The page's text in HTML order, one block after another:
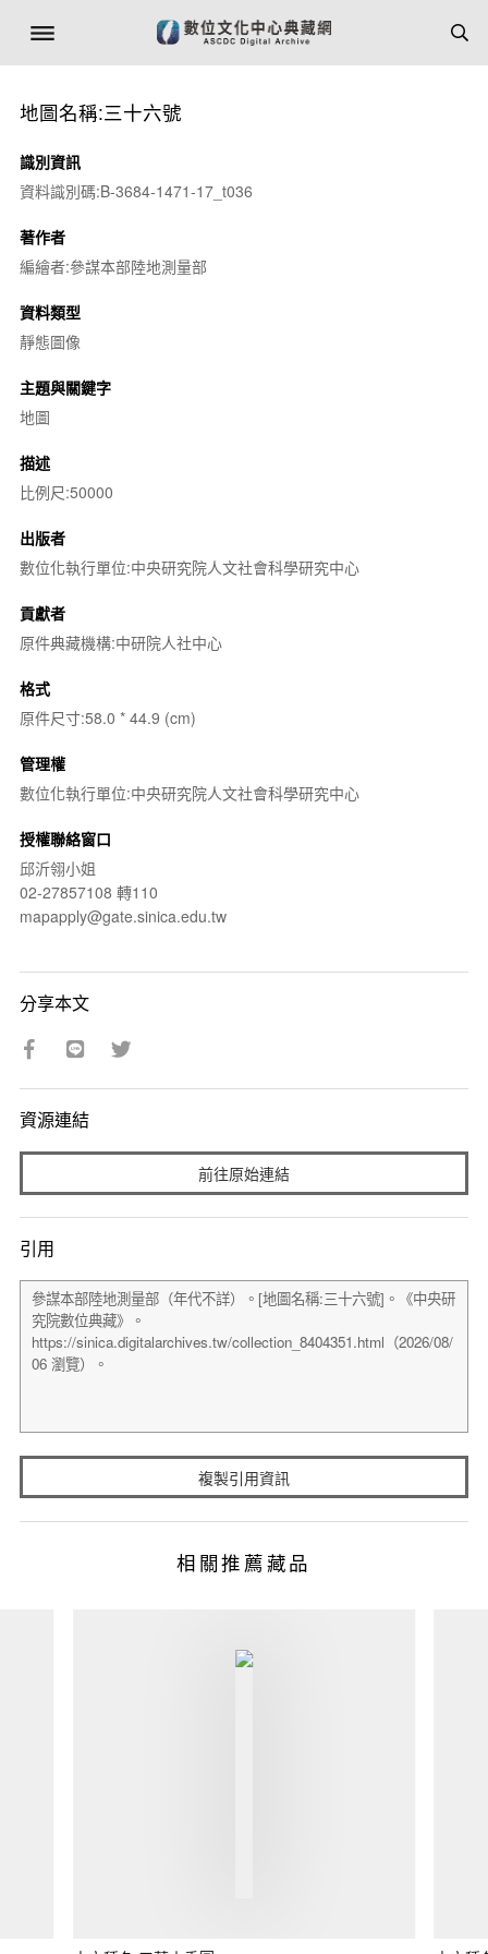
地圖名稱:三十六號
識別資訊
資料識別碼:B-3684-1471-17_t036
著作者
編繪者:參謀本部陸地測量部
資料類型
靜態圖像
主題與關鍵字
地圖
描述
比例尺:50000
出版者
數位化執行單位:中央研究院人文社會科學研究中心
貢獻者
原件典藏機構:中研院人社中心
格式
原件尺寸:58.0 * 44.9 (cm)
管理權
數位化執行單位:中央研究院人文社會科學研究中心
授權聯絡窗口
邱沂翎小姐
02-27857108 轉110
mapapply@gate.sinica.edu.tw
分享本文
資源連結
前往原始連結
引用
複製引用資訊
相關推薦藏品